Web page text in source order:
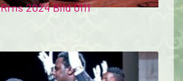
Rrns 2024 Bild 0111